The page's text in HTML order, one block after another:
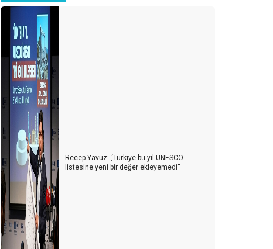
Hizmet kalitesi markamız !
Recep Yavuz: ‚‘Türkiye bu yıl UNESCO
listesine yeni bir değer ekleyemedi‘‘